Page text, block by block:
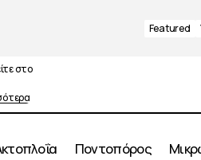
Featured
στο
Ποντοπόρος